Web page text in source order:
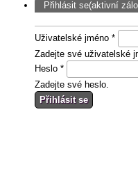
Přihlásit se(aktivní
Uživatelské jméno *
Zadejte své uživatelské
Heslo *
Zadejte své heslo.